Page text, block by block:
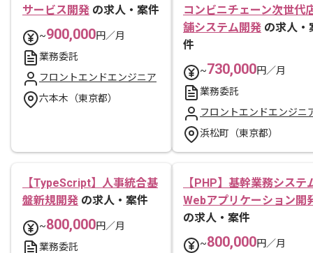
サービス開発 の求人・案件
~900,000円／月
業務委託
フロントエンドエンジニア
六本木（東京都）
コンビニチェーン次世代
舗システム開発 の求人・
件
~730,000円／月
業務委託
フロントエンドエンジニ
浜松町（東京都）
【TypeScript】人事統合基
盤新規開発 の求人・案件
~800,000円／月
業務委託
【PHP】基幹業務システ
Webアプリケーション開
の求人・案件
~800,000円／月